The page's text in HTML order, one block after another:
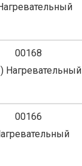
00168
Нагревательный
00166